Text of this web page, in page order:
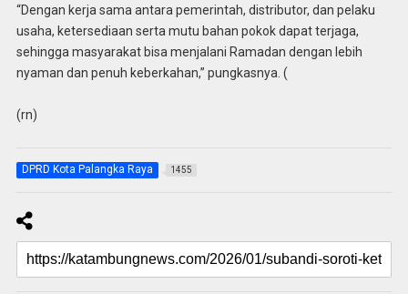
“Dengan kerja sama antara pemerintah, distributor, dan pelaku
usaha, ketersediaan serta mutu bahan pokok dapat terjaga,
sehingga masyarakat bisa menjalani Ramadan dengan lebih
nyaman dan penuh keberkahan,” pungkasnya. (
(rn)
DPRD Kota Palangka Raya 1455